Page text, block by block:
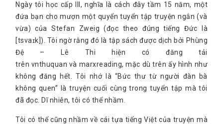
Ngày tôi học cấp III, nghĩa là cách đây tầm 15 năm, một
đứa bạn cho mượn một quyển tuyển tập truyện ngắn (và
vừa) của Stefan Zweig (đọc theo đúng tiếng Đức là
[tsvaɪk]). Tôi ngờ rằng đó là tập sách được dịch bởi Phùng
Đệ – Lê Thi hiện có đăng tải
trên vnthuquan và marxreading, mặc dù trên ấy hình như
không đăng hết. Tôi nhớ là “Bức thư từ người đàn bà
không quen” là truyện cuối cùng trong tuyển tập mà tôi
đã đọc. Dĩ nhiên, tôi có thể nhầm.
Tôi có thể cũng nhầm về cái tựa tiếng Việt của truyện mà